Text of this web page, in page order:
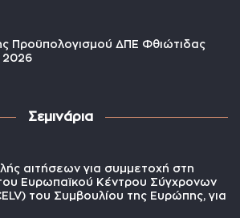
Προϋπολογισμού ΔΠΕ Φθιώτιδας
2026
Σεμινάρια
αιτήσεων για συμμετοχή στη
Ευρωπαϊκού Κέντρου Σύγχρονων
του Συμβουλίου της Ευρώπης, για